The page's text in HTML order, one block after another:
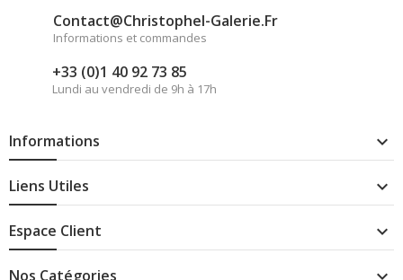
Contact@christophel-Galerie.fr
Informations et commandes
+33 (0)1 40 92 73 85
Lundi au vendredi de 9h à 17h
Informations 
Liens Utiles 
Espace Client 
Nos Catégories